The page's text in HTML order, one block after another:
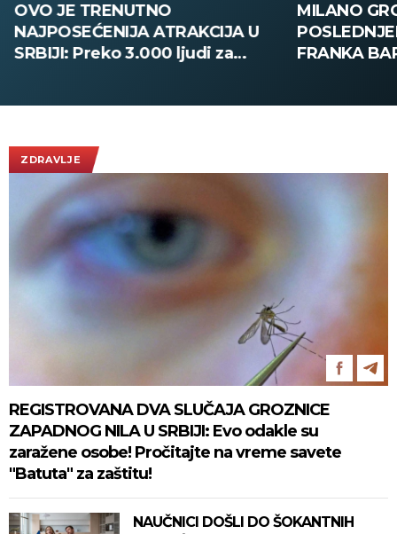
OVO JE TRENUTNO
NAJPOSEĆENIJA ATRAKCIJA U
SRBIJI: Preko 3.000 ljudi za
MILANO
FRANKA
ZDRAVLJE
REGISTROVANA DVA SLUČAJA GROZNICE
ZAPADNOG NILA U SRBIJI: Evo odakle su
zaražene osobe! Pročitajte na vreme savete
"Batuta" za zaštitu!
NAUČNICI DOŠLI DO ŠOKANTNIH